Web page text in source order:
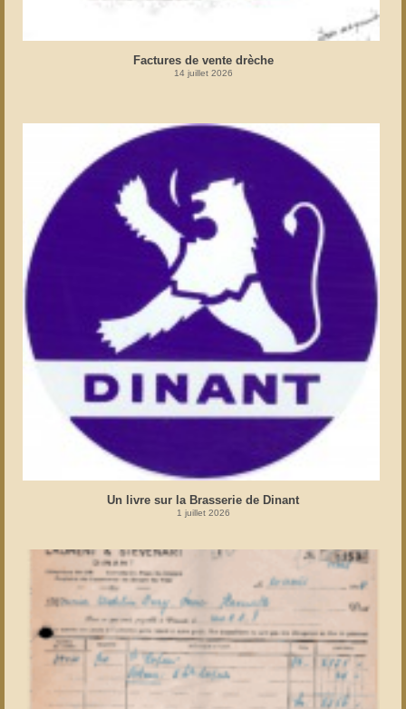
Factures de vente drèche
14 juillet 2026
Un livre sur la Brasserie de Dinant
1 juillet 2026